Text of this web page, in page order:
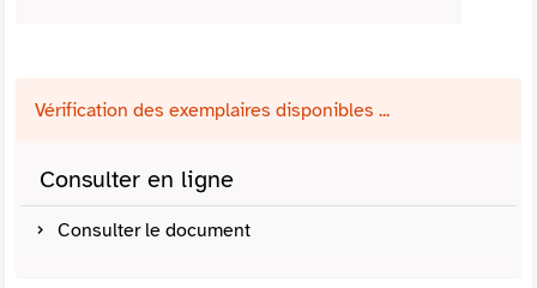
Vérification des exemplaires disponibles ...
Consulter en ligne
Consulter le document